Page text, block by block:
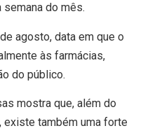
semana do mês.
agosto, data em que o
às farmácias,
do público.
mostra que, além do
também uma forte